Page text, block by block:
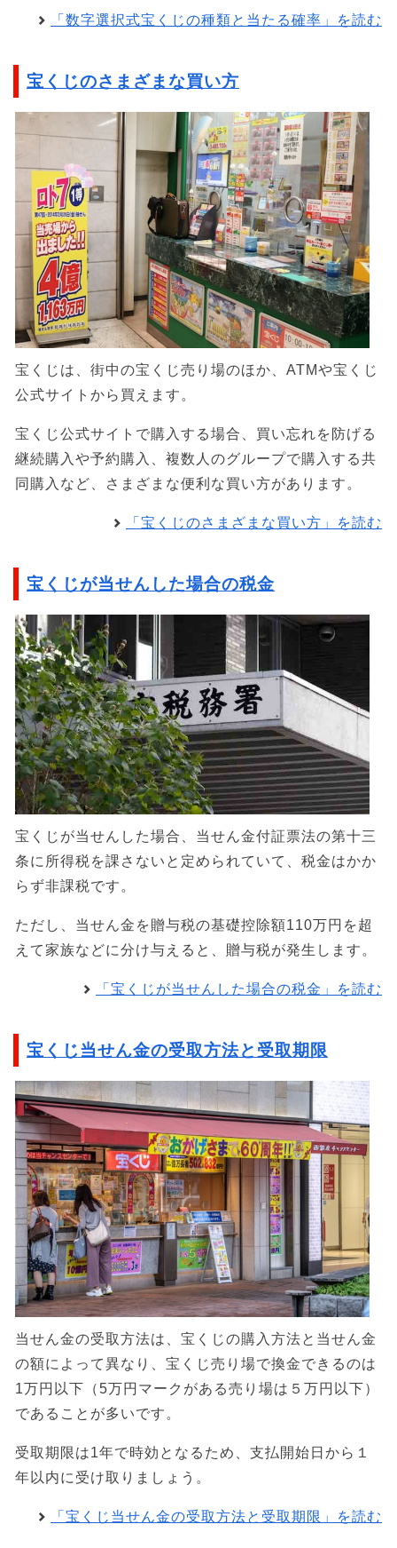
「数字選択式宝くじの種類と当たる確率」を読む
宝くじのさまざまな買い方
宝くじは、街中の宝くじ売り場のほか、ATMや宝くじ
公式サイトから買えます。
宝くじ公式サイトで購入する場合、買い忘れを防げる
継続購入や予約購入、複数人のグループで購入する共
同購入など、さまざまな便利な買い方があります。
「宝くじのさまざまな買い方」を読む
宝くじが当せんした場合の税金
宝くじが当せんした場合、当せん金付証票法の第十三
条に所得税を課さないと定められていて、税金はかか
らず非課税です。
ただし、当せん金を贈与税の基礎控除額110万円を超
えて家族などに分け与えると、贈与税が発生します。
「宝くじが当せんした場合の税金」を読む
宝くじ当せん金の受取方法と受取期限
当せん金の受取方法は、宝くじの購入方法と当せん金
の額によって異なり、宝くじ売り場で換金できるのは
1万円以下（5万円マークがある売り場は５万円以下）
であることが多いです。
受取期限は1年で時効となるため、支払開始日から１
年以内に受け取りましょう。
「宝くじ当せん金の受取方法と受取期限」を読む